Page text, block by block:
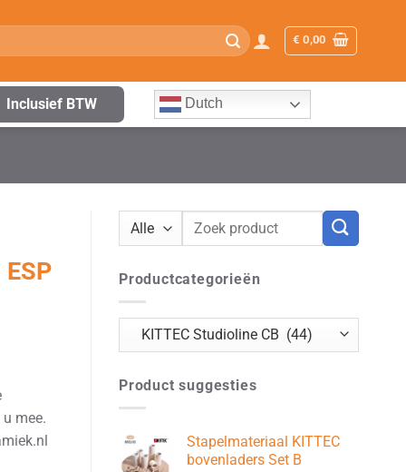
€ 0,00
Inclusief BTW Dutch
Zoeken
Productcategorieën
Product suggesties
Stapelmateriaal KITTEC
bovenladers Set B
mee.